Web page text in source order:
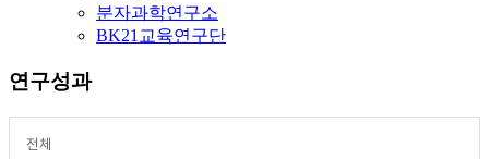
분자과학연구소
BK21교육연구단
연구성과